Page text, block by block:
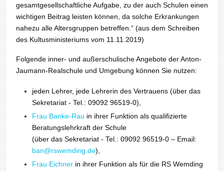
gesamtgesellschaftliche Aufgabe, zu der auch Schulen einen
wichtigen Beitrag leisten können, da solche Erkrankungen
nahezu alle Altersgruppen betreffen.“ (aus dem Schreiben
des Kultusministeriums vom 11.11.2019)
Folgende inner- und außerschulische Angebote der Anton-
Jaumann-Realschule und Umgebung können Sie nutzen:
jeden Lehrer, jede Lehrerin des Vertrauens (über das
Sekretariat - Tel.: 09092 96519-0),
Frau Banke-Rau in ihrer Funktion als qualifizierte
Beratungslehrkraft der Schule
(über das Sekretariat - Tel.: 09092 96519-0 – Email:
ban@rswemding.de),
Frau Eichner in ihrer Funktion als für die RS Wemding